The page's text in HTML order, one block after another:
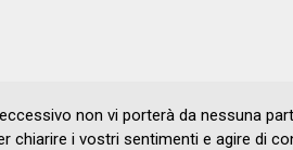
non vi porterà da nessuna
chiarire i vostri sentimenti e agire di